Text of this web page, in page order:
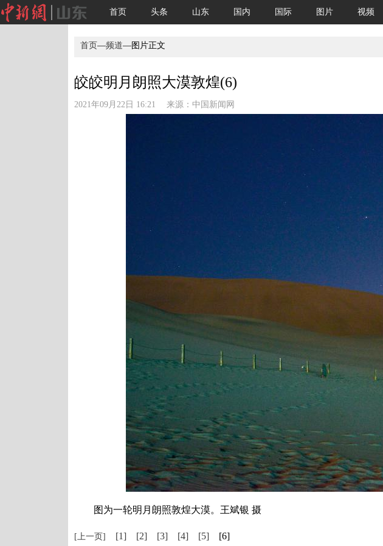
首页 头条 山东 国内 国际 图片 视频
首页—频道—图片正文
皎皎明月朗照大漠敦煌(6)
2021年09月22日 16:21 来源： 中国新闻网
图为一轮明月朗照敦煌大漠。王斌银 摄
[上一页] [1] [2] [3] [4] [5] [6]